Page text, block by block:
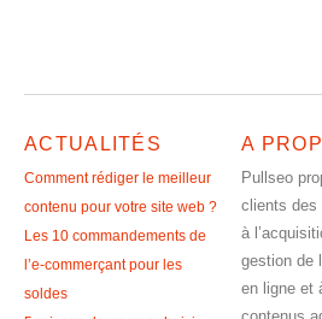
ACTUALITÉS
Comment rédiger le meilleur
contenu pour votre site web ?
Les 10 commandements de
l’e-commerçant pour les
soldes
A
Pullseo
clients des
à
gestion de
en ligne et